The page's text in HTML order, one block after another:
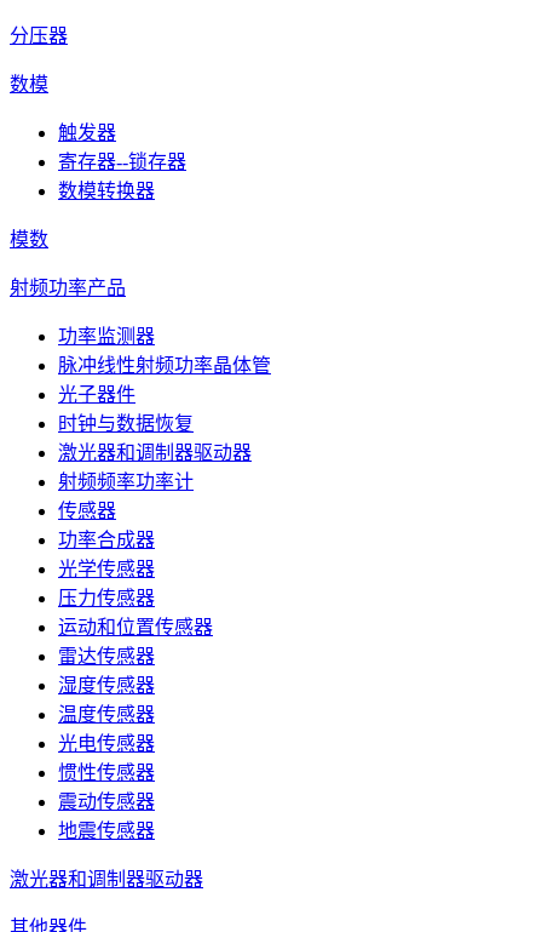
分压器
数模
触发器
寄存器--锁存器
数模转换器
模数
射频功率产品
功率监测器
脉冲线性射频功率晶体管
光子器件
时钟与数据恢复
激光器和调制器驱动器
射频频率功率计
传感器
功率合成器
光学传感器
压力传感器
运动和位置传感器
雷达传感器
湿度传感器
温度传感器
光电传感器
惯性传感器
震动传感器
地震传感器
激光器和调制器驱动器